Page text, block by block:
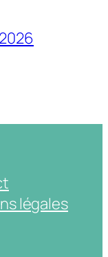
légales